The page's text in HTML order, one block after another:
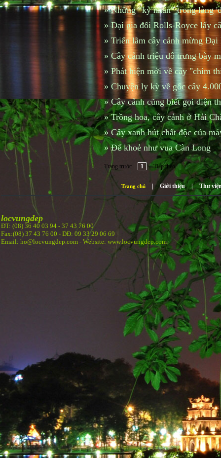
»Những “kỳ nhân” trong làng
» Đại gia đổi Rolls-Royce lấy
» Triển lãm cây cảnh mừng Đại
» Cây cảnh triệu đô trưng bày
» Phát hiện mới về cây "chim
» Chuyện ly kỳ về gốc cây
»Cây cảnh cũng biết gọi điện
»Trồng hoa, cây cảnh ở Hải
»Cây xanh hút chất độc của
»Để khoẻ như vua Càn Long
Trang trước 1 Tiếp theo
Trang chủ Giới thiệu | Thư
locvungdep
ĐT: (08) 36 40 03 94 - 37 43 76 00
Fax:(08) 37 43 76 00 - DĐ: 09 33 29 06 69
Email: ho@locvungdep.com - Website: www.locvungdep.com